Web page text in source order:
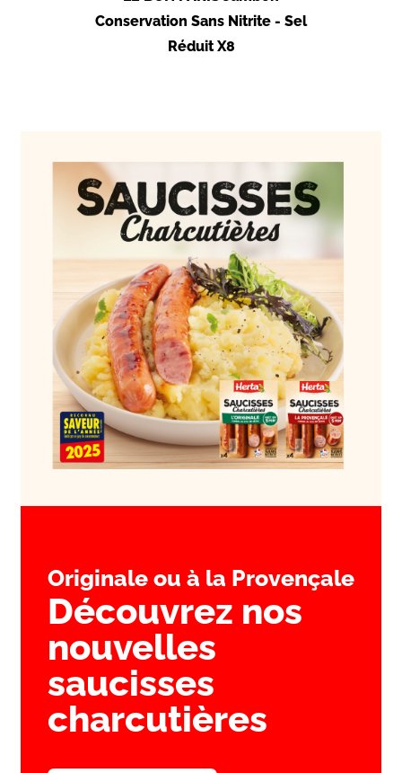
Conservation Sans Nitrite - Sel
Réduit X8
Originale ou à la Provençale
Découvrez nos
nouvelles
saucisses
charcutières